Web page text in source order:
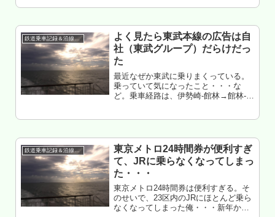
い 西日暮里の中間改札って誰得なの？
鉄道乗車記録＆沿線散策
よく見たら東武本線の広告は自
社（東武グループ）だらけだっ
た
最近なぜか東武に乗りまくっている。
乗っていて気になったこと・・・な
ど。乗車経路は、伊勢崎-館林→館林-久
鉄道乗車記録＆沿線散策
東京メトロ24時間券が便利すぎ
て、JRに乗らなくなってしまっ
た・・・
東京メトロ24時間券は便利すぎる。そ
のせいで、23区内のJRにほとんど乗ら
なくなってしまった俺・・・新年から